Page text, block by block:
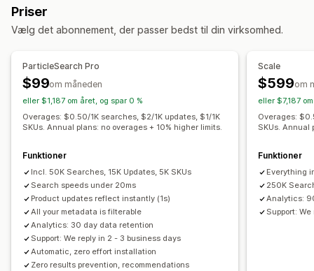
Tolerance over for skrivefejl
Søgeforslag Produktanbefalinger Produktboosts
Ekskluder resultater
Visningstilpasning
Dynamisk på mobil
Filtervisning Tilpassede filtre
Side med søgeresultater Sortering
Analyser
Brug af filtre Analyser i realtid
Adfærdsindblik
Søgeforespørgsler
Priser
Vælg det abonnement, der passer bedst til din virksomhed.
ParticleSearch Pro
$99om måneden
eller $1,187 om året, og spar 0 %
Overages: $0.50/1K searches, $2/1K updates, $1/1K
SKUs. Annual plans: no overages + 10% higher limits.
Funktioner
Incl. 50K Searches, 15K Updates, 5K SKUs
Search speeds under 20ms
Product updates reflect instantly (1s)
All your metadata is filterable
Analytics: 30 day data retention
Support: We reply in 2 - 3 business days
Automatic, zero effort installation
Zero results prevention, recommendations
Scale
$599om
eller $7,187
Overages:
SKUs. Annual
Funktioner
Everything
250K
Analytics:
Support: